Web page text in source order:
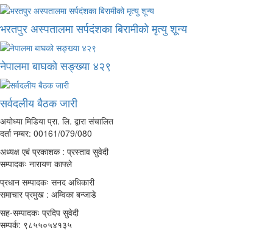
भरतपुर अस्पतालमा सर्पदंशका बिरामीको मृत्यु शून्य
नेपालमा बाघको सङ्ख्या ४२९
सर्वदलीय बैठक जारी
अयोध्या मिडिया प्रा. लि. द्वारा संचालित
दर्ता नम्बर: 00161/079/080
अध्यक्ष एबं प्रकाशक : प्रस्ताव सुवेदी
सम्पादकः नारायण काफ्ले
प्रधान सम्पादकः सनद अधिकारी
समाचार प्रमुख : अम्विका बन्जाडे
सह-सम्पादकः प्रदिप सुवेदी
सम्पर्क: ९८५५०५४१३५